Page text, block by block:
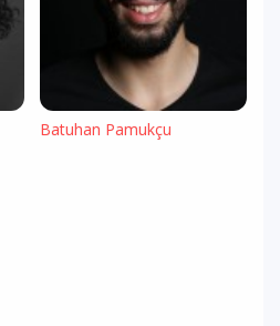
Batuhan Pamukçu